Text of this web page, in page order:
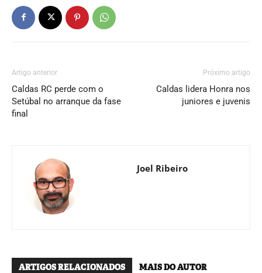
Artigo anterior
Caldas RC perde com o
Setúbal no arranque da fase
final
Próximo artigo
Caldas lidera Honra nos
juniores e juvenis
Joel Ribeiro
ARTIGOS RELACIONADOS MAIS DO AUTOR